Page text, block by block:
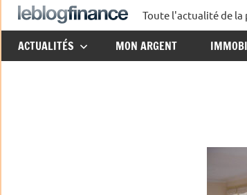
Aller
au
contenu
Le
Blog
Toute l'actualité de
ACTUALITÉS MON ARGENT